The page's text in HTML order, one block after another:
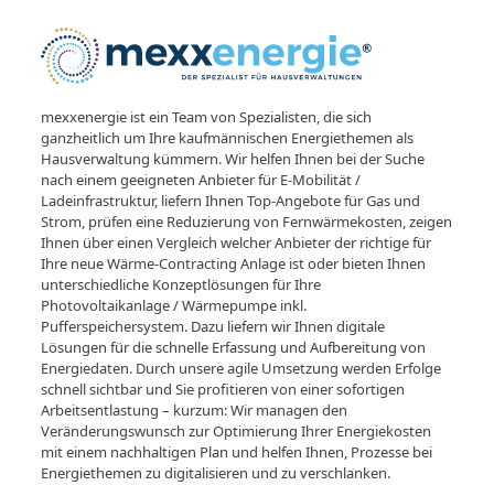
mexxenergie ist ein Team von Spezialisten, die sich
ganzheitlich um Ihre kaufmännischen Energiethemen als
Hausverwaltung kümmern. Wir helfen Ihnen bei der Suche
nach einem geeigneten Anbieter für E-Mobilität /
Ladeinfrastruktur, liefern Ihnen Top-Angebote für Gas und
Strom, prüfen eine Reduzierung von Fernwärmekosten, zeigen
Ihnen über einen Vergleich welcher Anbieter der richtige für
Ihre neue Wärme-Contracting Anlage ist oder bieten Ihnen
unterschiedliche Konzeptlösungen für Ihre
Photovoltaikanlage / Wärmepumpe inkl.
Pufferspeichersystem. Dazu liefern wir Ihnen digitale
Lösungen für die schnelle Erfassung und Aufbereitung von
Energiedaten. Durch unsere agile Umsetzung werden Erfolge
schnell sichtbar und Sie profitieren von einer sofortigen
Arbeitsentlastung – kurzum: Wir managen den
Veränderungswunsch zur Optimierung Ihrer Energiekosten
mit einem nachhaltigen Plan und helfen Ihnen, Prozesse bei
Energiethemen zu digitalisieren und zu verschlanken.